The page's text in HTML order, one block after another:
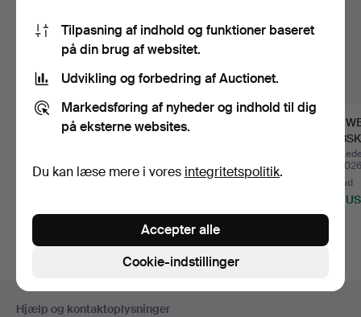
Drejbar bogreol i
mahogni (REVOLVING).
jul 2026
FRANSK MIKROSKOP
maj 2026
R I
apr 2026
20 bud
440
Sidefodsnavigation
Hjælp og kontaktoplysninger
Tilpasning af indhold og funktioner baseret
på din brug af websitet.
Udvikling og forbedring af Auctionet.
Markedsføring af nyheder og indhold til dig
på eksterne websites.
Du kan læse mere i vores integritetspolitik.
Cookie-indstillinger
Accepter alle